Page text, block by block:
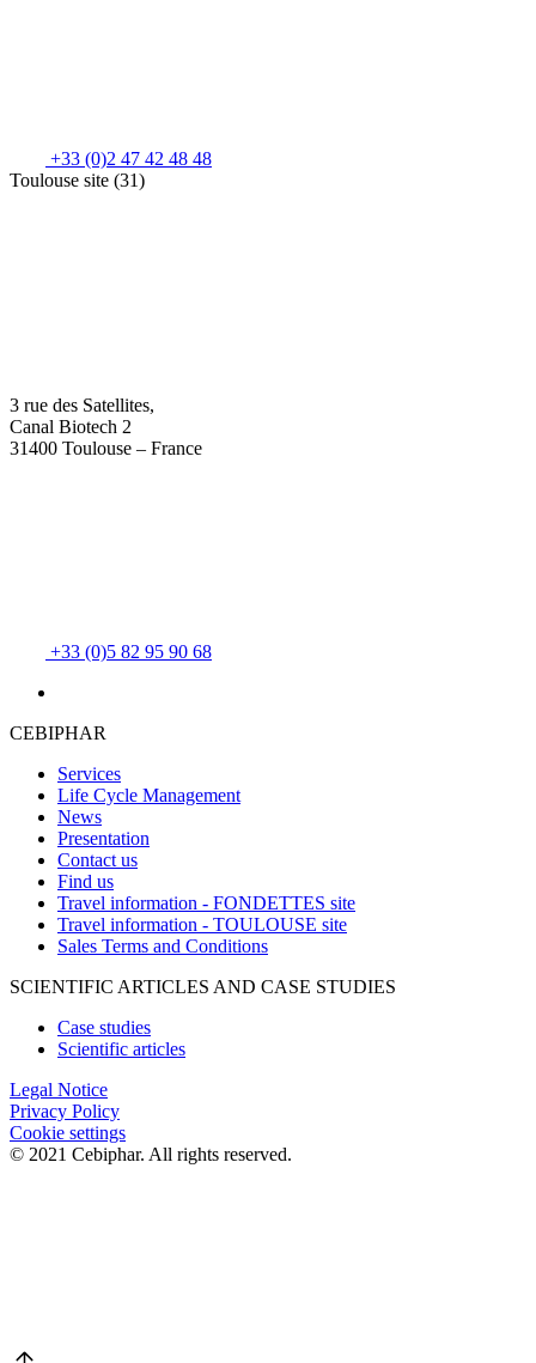
+33 (0)2 47 42 48 48
Toulouse site (31)
3 rue des Satellites,
Canal Biotech 2
31400 Toulouse – France
+33 (0)5 82 95 90 68
CEBIPHAR
Services
Life Cycle Management
News
Presentation
Contact us
Find us
Travel information - FONDETTES site
Travel information - TOULOUSE site
Sales Terms and Conditions
SCIENTIFIC ARTICLES AND CASE STUDIES
Case studies
Scientific articles
Legal Notice
Privacy Policy
Cookie settings
© 2021 Cebiphar. All rights reserved.